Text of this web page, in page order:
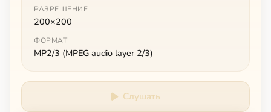
РАЗРЕШЕНИЕ
200×200
ФОРМАТ
MP2/3 (MPEG audio layer 2/3)
Слушать